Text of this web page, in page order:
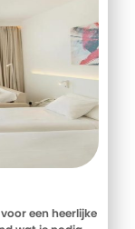
een heerlijke